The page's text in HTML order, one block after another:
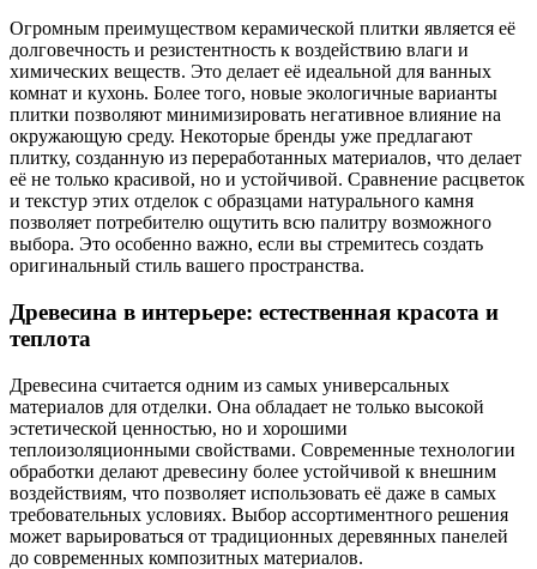
Огромным преимуществом керамической плитки является её
долговечность и резистентность к воздействию влаги и
химических веществ. Это делает её идеальной для ванных
комнат и кухонь. Более того, новые экологичные варианты
плитки позволяют минимизировать негативное влияние на
окружающую среду. Некоторые бренды уже предлагают
плитку, созданную из переработанных материалов, что делает
её не только красивой, но и устойчивой. Сравнение расцветок
и текстур этих отделок с образцами натурального камня
позволяет потребителю ощутить всю палитру возможного
выбора. Это особенно важно, если вы стремитесь создать
оригинальный стиль вашего пространства.
Древесина в интерьере: естественная красота и
теплота
Древесина считается одним из самых универсальных
материалов для отделки. Она обладает не только высокой
эстетической ценностью, но и хорошими
теплоизоляционными свойствами. Современные технологии
обработки делают древесину более устойчивой к внешним
воздействиям, что позволяет использовать её даже в самых
требовательных условиях. Выбор ассортиментного решения
может варьироваться от традиционных деревянных панелей
до современных композитных материалов.